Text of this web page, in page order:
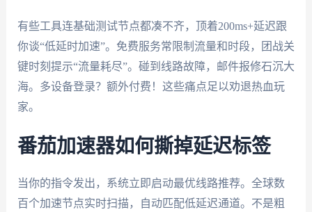
有些工具连基础测试节点都凑不齐，顶着200ms+延迟跟
你谈“低延时加速”。免费服务常限制流量和时段，团战关
键时刻提示“流量耗尽”。碰到线路故障，邮件报修石沉大
海。多设备登录？额外付费！这些痛点足以劝退热血玩
家。
番茄加速器如何撕掉延迟标签
当你的指令发出，系统立即启动最优线路推荐。全球数
百个加速节点实时扫描，自动匹配低延迟通道。不是粗